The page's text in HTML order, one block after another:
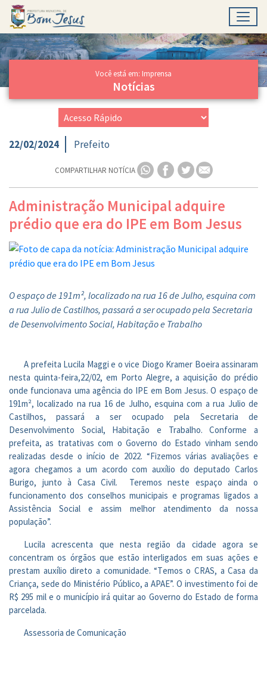
Ir para conteúdo principal
Conteúdo Principal
Você está em: Imprensa
Notícias
22/02/2024 Prefeito
COMPARTILHAR NOTÍCIA
Administração Municipal adquire
prédio que era do IPE em Bom Jesus
O espaço de 191m², localizado na rua 16 de Julho, esquina com
a rua Julio de Castilhos, passará a ser ocupado pela Secretaria
de Desenvolvimento Social, Habitação e Trabalho
A prefeita Lucila Maggi e o vice Diogo Kramer Boeira assinaram
nesta quinta-feira,22/02, em Porto Alegre, a aquisição do prédio
onde funcionava uma agência do IPE em Bom Jesus. O espaço de
191m², localizado na rua 16 de Julho, esquina com a rua Julio de
Castilhos, passará a ser ocupado pela Secretaria de
Desenvolvimento Social, Habitação e Trabalho. Conforme a
prefeita, as tratativas com o Governo do Estado vinham sendo
realizadas desde o início de 2022. “Fizemos várias avaliações e
agora chegamos a um acordo com auxílio do deputado Carlos
Burigo, junto à Casa Civil. Teremos neste espaço ainda o
funcionamento dos conselhos municipais e programas ligados a
Assistência Social e assim melhor atendimento da nossa
população”.
Lucila acrescenta que nesta região da cidade agora se
concentram os órgãos que estão interligados em suas ações e
prestam auxílio direto a comunidade. “Temos o CRAS, a Casa da
Criança, sede do Ministério Público, a APAE”. O investimento foi de
R$ 295 mil e o município irá quitar ao Governo do Estado de forma
parcelada.
Assessoria de Comunicação